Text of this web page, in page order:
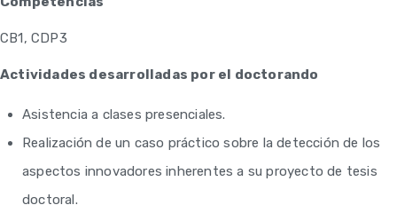
CB1, CDP3
Actividades desarrolladas por el doctorando
Asistencia a clases presenciales.
Realización de un caso práctico sobre la detección de los
aspectos innovadores inherentes a su proyecto de tesis
doctoral.